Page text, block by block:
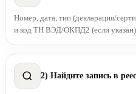
Номер, дата, тип (декларация/
и код ТН ВЭД/ОКПД2 (если указан).
2) Найдите запись в